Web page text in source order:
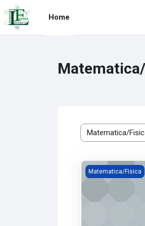
Vai al contenuto principale
Home
Categorie di corso
2M Fisica
Matematica/Fisica